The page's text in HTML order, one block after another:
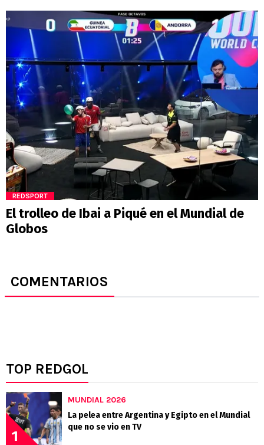
REDSPORT
El trolleo de Ibai a Piqué en el Mundial de
Globos
COMENTARIOS
TOP REDGOL
1
MUNDIAL 2026
La pelea entre Argentina y Egipto en el Mundial
que no se vio en TV